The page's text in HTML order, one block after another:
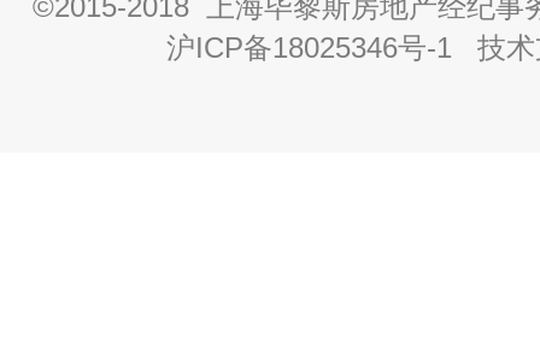
沪ICP备18025346号-1 技术